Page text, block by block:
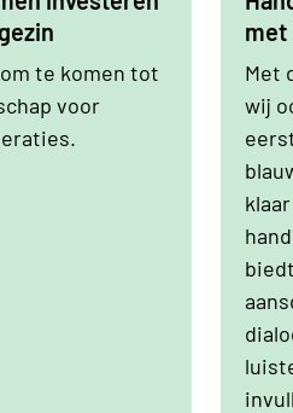
te komen tot
voor
met
Met
wij